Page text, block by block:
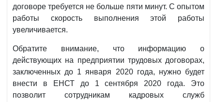
договоре требуется не больше пяти минут. С опытом
работы скорость выполнения этой работы
увеличивается.
Обратите внимание, что информацию о
действующих на предприятии трудовых договорах,
заключенных до 1 января 2020 года, нужно будет
внести в ЕНСТ до 1 сентября 2020 года. Это
позволит сотрудникам кадровых служб